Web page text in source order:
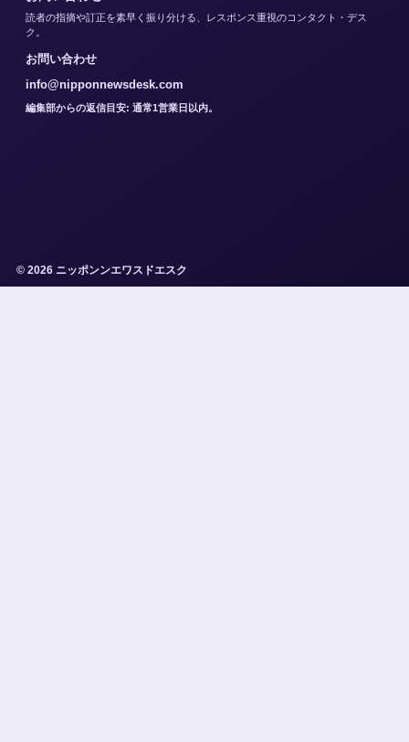
読者の指摘や訂正を素早く振り分ける、レスポンス重視のコンタクト・デス
ク。
お問い合わせ
info@nipponnewsdesk.com
編集部からの返信目安: 通常1営業日以内。
© 2026 ニッポンンエワスドエスク